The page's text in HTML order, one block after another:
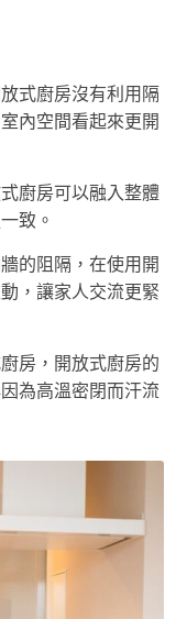
式廚房沒有利用隔
內空間看起來更開
廚房可以融入整體
致。
的阻隔，在使用開
，讓家人交流更緊
房，開放式廚房的
為高溫密閉而汗流